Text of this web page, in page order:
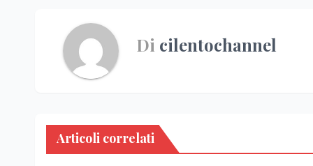
Di cilentochannel
Articoli correlati